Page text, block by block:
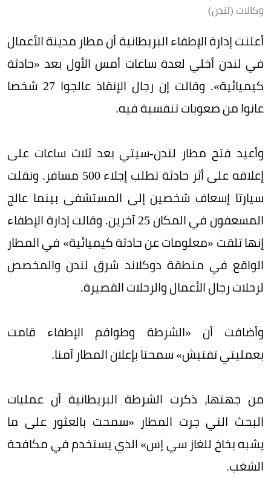
وكالات (لندن)
أعلنت إدارة الإطفاء البريطانية أن مطار مدينة الأعمال
في لندن أخلي لعدة ساعات أمس الأول بعد «حادثة
كيميائية». وقالت إن رجال الإنقاذ عالجوا 27 شخصا
عانوا من صعوبات تنفسية فيه.
وأعيد فتح مطار لندن-سيتي بعد ثلاث ساعات على
إغلاقه على أثر حادثة تطلب إجلاء 500 مسافر. ونقلت
سيارتا إسعاف شخصين إلى المستشفى بينما عالج
المسعفون في المكان 25 آخرين. وقالت إدارة الإطفاء
إنها تلقت «معلومات عن حادثة كيميائية» في المطار
الواقع في منطقة دوكلاند شرق لندن والمخصص
لرحلات رجال الأعمال والرحلات القصيرة.
وأضافت أن «الشرطة وطواقم الإطفاء قامت
بعمليتي تفتيش» سمحتا بإعلان المطار آمنا.
من جهتها، ذكرت الشرطة البريطانية أن عمليات
البحث التي جرت المطار «سمحت بالعثور على ما
يشبه بخاخ للغاز سي إس» الذي يستخدم في مكافحة
الشغب.